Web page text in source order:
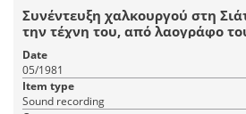
Συνέντευξη χαλκουργού στη
την τέχνη του, από λαογράφο
Date
05/1981
Item type
Sound recording